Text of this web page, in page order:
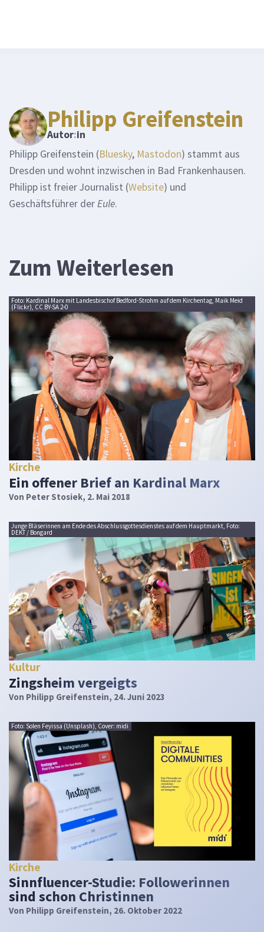
Philipp Greifenstein
Autor:in
Philipp Greifenstein (Bluesky, Mastodon) stammt aus
Dresden und wohnt inzwischen in Bad Frankenhausen.
Philipp ist freier Journalist (Website) und
Geschäftsführer derEule.
Zum Weiterlesen
Foto: Kardinal Marx mit Landesbischof Bedford-Strohm auf dem Kirchentag, Maik Meid
(Flickr), CC BY-SA 2-0
Kirche
Ein offener Brief an Kardinal Marx
Von Peter Stosiek, 2. Mai 2018
Junge Bläserinnen am Ende des Abschlussgottesdienstes auf dem Hauptmarkt, Foto:
DEKT / Bongard
Kultur
Zingsheim vergeigts
Von Philipp Greifenstein, 24. Juni 2023
Foto: Solen Feyissa (Unsplash), Cover: midi
Kirche
Sinnfluencer-Studie: Followerinnen
sind schon Christinnen
Von Philipp Greifenstein, 26. Oktober 2022